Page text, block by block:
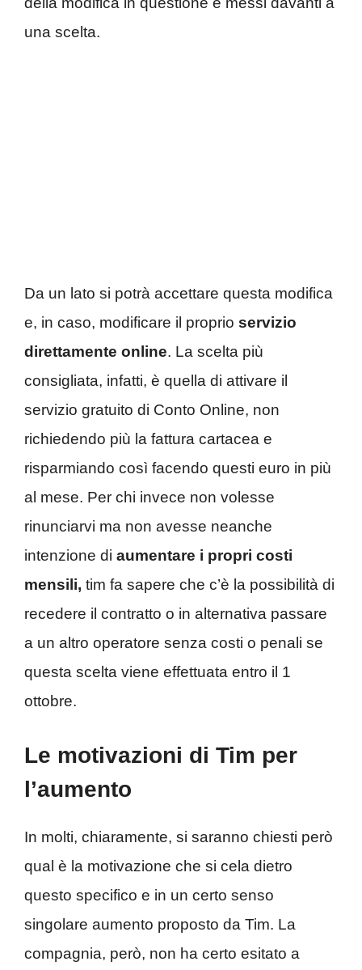
una scelta.
Da un lato si potrà accettare questa modifica
e, in caso, modificare il proprio servizio
direttamente online. La scelta più
consigliata, infatti, è quella di attivare il
servizio gratuito di Conto Online, non
richiedendo più la fattura cartacea e
risparmiando così facendo questi euro in più
al mese. Per chi invece non volesse
rinunciarvi ma non avesse neanche
intenzione di aumentare i propri costi
mensili, tim fa sapere che c’è la possibilità di
recedere il contratto o in alternativa passare
a un altro operatore senza costi o penali se
questa scelta viene effettuata entro il 1
ottobre.
Le motivazioni di Tim per
l’aumento
In molti, chiaramente, si saranno chiesti però
qual è la motivazione che si cela dietro
questo specifico e in un certo senso
singolare aumento proposto da Tim. La
compagnia, però, non ha certo esitato a